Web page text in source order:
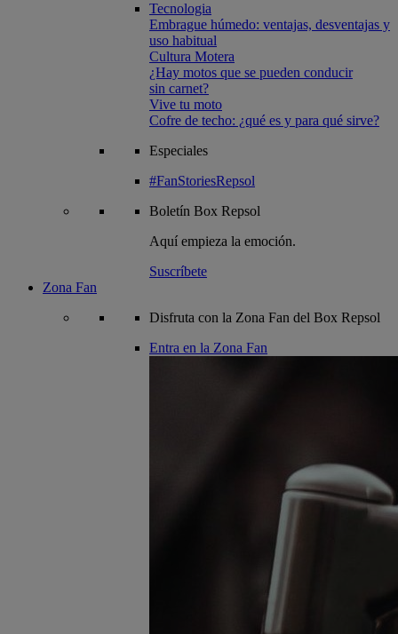
Tecnologia
Embrague húmedo: ventajas, desventajas y
uso habitual
Cultura Motera
¿Hay motos que se pueden conducir
sin carnet?
Vive tu moto
Cofre de techo: ¿qué es y para qué sirve?
Especiales
#FanStoriesRepsol
Boletín Box Repsol
Aquí empieza la emoción.
Suscríbete
Zona Fan
Disfruta con la Zona Fan del Box Repsol
Entra en la Zona Fan